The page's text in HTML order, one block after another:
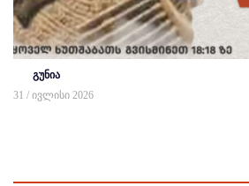
გუნია
31 / ივლისი 2026